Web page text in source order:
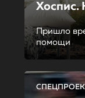
Хоспис.
Пришло
помощи